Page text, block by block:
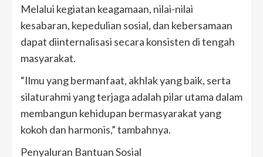
Melalui kegiatan keagamaan, nilai-nilai
kesabaran, kepedulian sosial, dan kebersamaan
dapat diinternalisasi secara konsisten di tengah
masyarakat.
​“Ilmu yang bermanfaat, akhlak yang baik, serta
silaturahmi yang terjaga adalah pilar utama dalam
membangun kehidupan bermasyarakat yang
kokoh dan harmonis,” tambahnya.
​Penyaluran Bantuan Sosial